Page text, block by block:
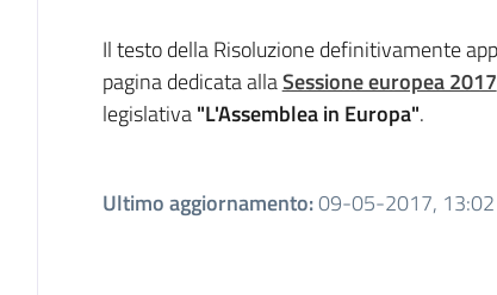
Introduzione
Il testo della Risoluzione definitivamente
pagina dedicata allaSessione europea 2017
legislativa"L'Assemblea in Europa".
Ultimo aggiornamento:09-05-2017, 13:02